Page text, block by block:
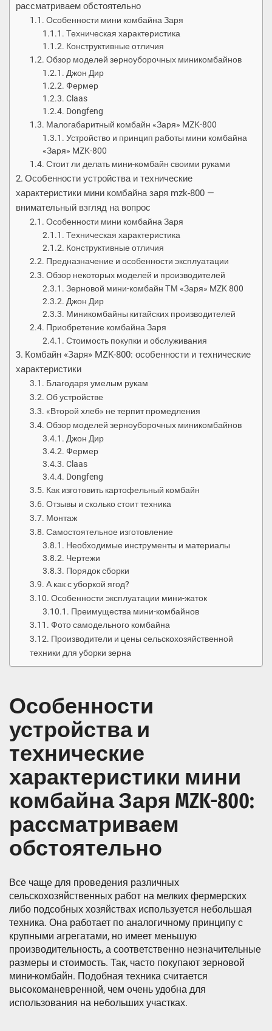
рассматриваем обстоятельно
Особенности мини комбайна Заря
Техническая характеристика
Конструктивные отличия
Обзор моделей зерноуборочных миникомбайнов
Джон Дир
Фермер
Claas
Dongfeng
Малогабаритный комбайн «Заря» MZK-800
Устройство и принцип работы мини комбайна
«Заря» MZK-800
Стоит ли делать мини-комбайн своими руками
Особенности устройства и технические
характеристики мини комбайна заря mzk-800 —
внимательный взгляд на вопрос
Особенности мини комбайна Заря
Техническая характеристика
Конструктивные отличия
Предназначение и особенности эксплуатации
Обзор некоторых моделей и производителей
Зерновой мини-комбайн ТМ «Заря» MZK 800
Джон Дир
Миникомбайны китайских производителей
Приобретение комбайна Заря
Стоимость покупки и обслуживания
Комбайн «Заря» MZK-800: особенности и технические
характеристики
Благодаря умелым рукам
Об устройстве
«Второй хлеб» не терпит промедления
Обзор моделей зерноуборочных миникомбайнов
Джон Дир
Фермер
Claas
Dongfeng
Как изготовить картофельный комбайн
Отзывы и сколько стоит техника
Монтаж
Самостоятельное изготовление
Необходимые инструменты и материалы
Чертежи
Порядок сборки
А как с уборкой ягод?
Особенности эксплуатации мини-жаток
Преимущества мини-комбайнов
Фото самодельного комбайна
Производители и цены сельскохозяйственной
техники для уборки зерна
Особенности
устройства и
технические
характеристики мини
комбайна Заря MZK-800:
рассматриваем
обстоятельно
Все чаще для проведения различных
сельскохозяйственных работ на мелких фермерских
либо подсобных хозяйствах используется небольшая
техника. Она работает по аналогичному принципу с
крупными агрегатами, но имеет меньшую
производительность, а соответственно незначительные
размеры и стоимость. Так, часто покупают зерновой
мини-комбайн. Подобная техника считается
высокоманевренной, чем очень удобна для
использования на небольших участках.